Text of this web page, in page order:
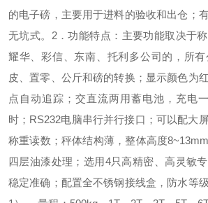
的电子磅，主要用于进料的验收和出仓；
无坑式。 2．功能特点： 主要功能取决于
耀华、彩信、东南、托利多公司的，所
皮、置零、公斤和磅的转换； 显示颜色为
点自动追踪； 交直流两用蓄电池，充电
时； RS232电脑串行并行接口； 可以配大
称重读数； 秤体结构薄，整体高度
四层油漆处理； 选用4只高精密、高灵敏
稳定准确； 配置全不锈钢接线盒，防水等